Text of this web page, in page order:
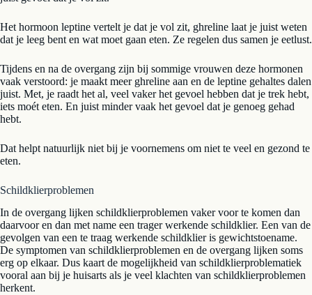
Het hormoon leptine vertelt je dat je vol zit, ghreline laat je juist weten
dat je leeg bent en wat moet gaan eten. Ze regelen dus samen je eetlust.
Tijdens en na de overgang zijn bij sommige vrouwen deze hormonen
vaak verstoord: je maakt meer ghreline aan en de leptine gehaltes dalen
juist. Met, je raadt het al, veel vaker het gevoel hebben dat je trek hebt,
iets moét eten. En juist minder vaak het gevoel dat je genoeg gehad
hebt.
Dat helpt natuurlijk niet bij je voornemens om niet te veel en gezond te
eten.
Schildklierproblemen
In de overgang lijken schildklierproblemen vaker voor te komen dan
daarvoor en dan met name een trager werkende schildklier. Een van de
gevolgen van een te traag werkende schildklier is gewichtstoename.
De symptomen van schildklierproblemen en de overgang lijken soms
erg op elkaar. Dus kaart de mogelijkheid van schildklierproblematiek
vooral aan bij je huisarts als je veel klachten van schildklierproblemen
herkent.